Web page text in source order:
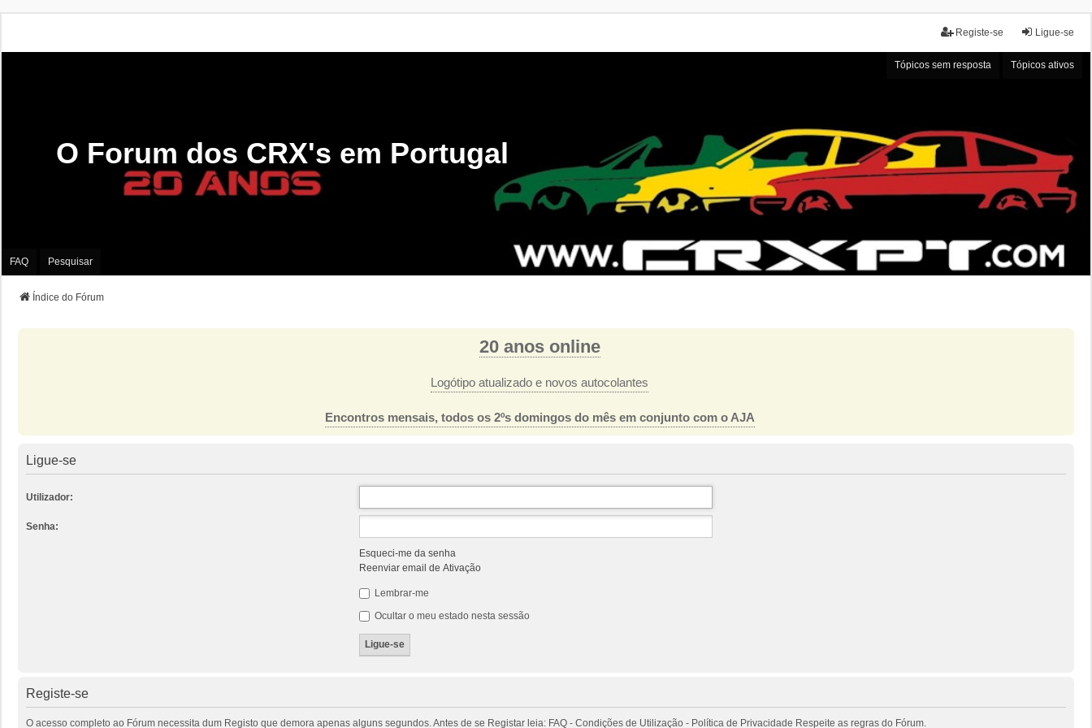
Ligue-se
Registe-se
Tópicos sem resposta Tópicos ativos
O Forum dos CRX's em Portugal
FAQ Pesquisar
Índice do Fórum
20 anos online
Logótipo atualizado e novos autocolantes
Encontros mensais, todos os 2ºs domingos do mês em conjunto com o AJA
Ligue-se
Utilizador:
Senha:
Esqueci-me da senha
Reenviar email de Ativação
Lembrar-me
Ocultar o meu estado nesta sessão
Registe-se
O acesso completo ao Fórum necessita dum Registo que demora apenas alguns segundos. Antes de se Registar leia: FAQ - Condições de Utilização - Política de Privacidade Respeite as regras do Fórum.